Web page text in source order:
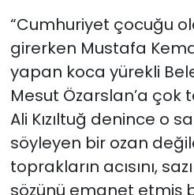
“Cumhuriyet çocuğu
girerken Mustafa
yapan koca yürekli
Mesut Özarslan’a çok
Ali Kızıltuğ denince o
söyleyen bir ozan
toprakların acısını,
sözünü emanet etmiş